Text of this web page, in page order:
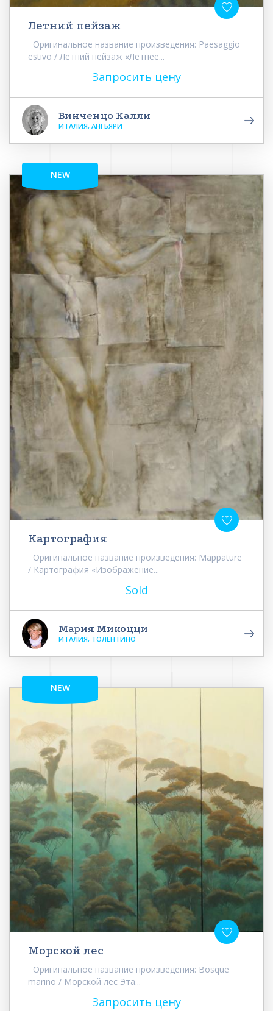
Летний пейзаж
Оригинальное название произведения: Paesaggio
estivo / Летний пейзаж «Летнее...
Запросить цену
Винченцо Калли
ИТАЛИЯ, АНГЬЯРИ
NEW
Картография
Оригинальное название произведения: Mappature
/ Картография «Изображение...
Sold
Мария Микоцци
ИТАЛИЯ, ТОЛЕНТИНО
NEW
Морской лес
Оригинальное название произведения: Bosque
marino / Морской лес Эта...
Запросить цену